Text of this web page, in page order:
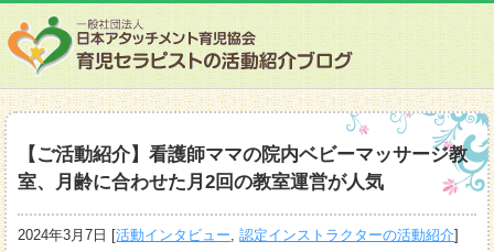
【ご活動紹介】看護師ママの院内ベビーマッサージ教
室、月齢に合わせた月2回の教室運営が人気
2024年3月7日 [活動インタビュー,認定インストラクターの活動紹介]